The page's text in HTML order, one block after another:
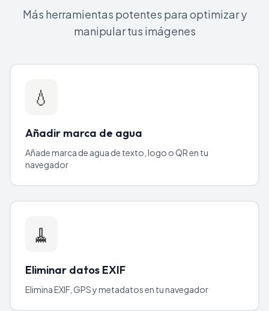
Más herramientas potentes para optimizar y
manipular tus imágenes
💧
Añadir marca de agua
Añade marca de agua de texto, logo o QR en tu
navegador
🧹
Eliminar datos EXIF
Elimina EXIF, GPS y metadatos en tu navegador